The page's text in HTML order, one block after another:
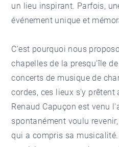
un lieu inspirant. Parfois,
événement unique et
C’est pourquoi nous
chapelles de la presqu'île
concerts de musique de
cordes, ces lieux s’y
Renaud Capuçon est venu
spontanément voulu
qui a compris sa